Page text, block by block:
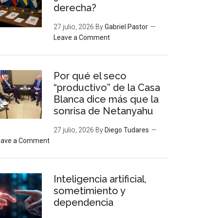
derecha?
27 julio, 2026 ByGabriel Pastor
Leave a Comment
Por qué el seco
“productivo” de la Casa
Blanca dice más que la
sonrisa de Netanyahu
27 julio, 2026 By Diego Tudares
a Comment
Inteligencia artificial,
sometimiento y
dependencia